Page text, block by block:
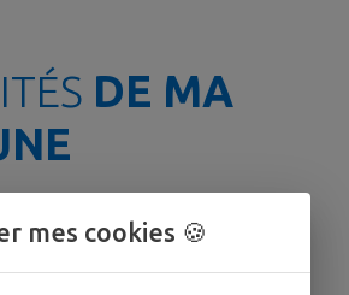
DE MA
mes cookies 🍪